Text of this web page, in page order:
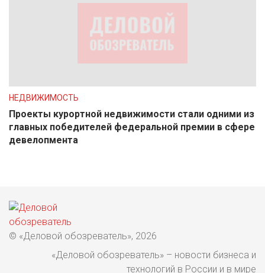
НЕДВИЖИМОСТЬ
Проекты курортной недвижимости стали одними из
главных победителей федеральной премии в сфере
девелопмента
© «Деловой обозреватель», 2026
«Деловой обозреватель» – новости бизнеса и
технологий в России и в мире